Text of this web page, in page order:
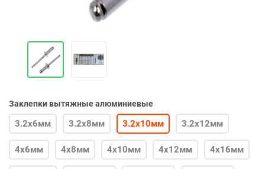
Заклепки вытяжные алюминиевые
3.2х6мм 3.2х8мм 3.2х10мм 3.2х12мм
4х6мм 4х8мм 4х10мм 4х12мм 4х16мм